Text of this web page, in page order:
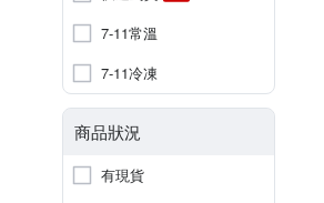
7-11常溫
7-11冷凍
商品狀況
有現貨